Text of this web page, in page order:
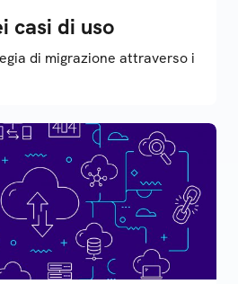
casi di uso
di migrazione attraverso i